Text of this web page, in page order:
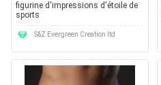
figurine d'impressions d'étoile de
sports
S&Z Evergreen Creation ltd